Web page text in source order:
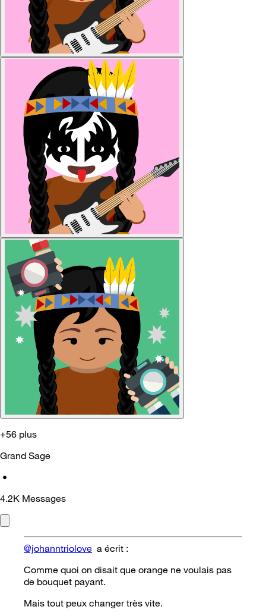
+56 plus
Grand Sage
•
4.2K Messages
@johanntriolove a écrit :
Comme quoi on disait que orange ne voulais pas
de bouquet payant.
Mais tout peux changer très vite.